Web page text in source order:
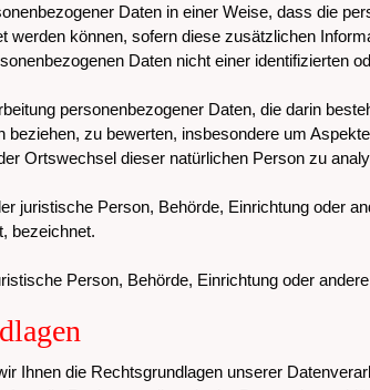
Daten in einer Weise, dass die
werden können, sofern diese zusätzlichen
Daten nicht einer identifizierten
personenbezogener Daten, die darin
zu bewerten, insbesondere um
Ortswechsel dieser natürlichen Person zu
juristische Person, Behörde, Einrichtung oder
bezeichnet.
Person, Behörde, Einrichtung oder
Ihnen die Rechtsgrundlagen unserer